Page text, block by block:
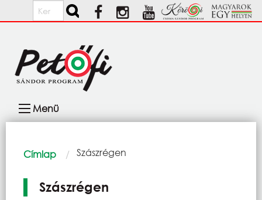
Ugrás a tartalomra
Keresés
navigáció
Menü
Morzsa
Címlap Current:
Szászrégen
Szászrégen